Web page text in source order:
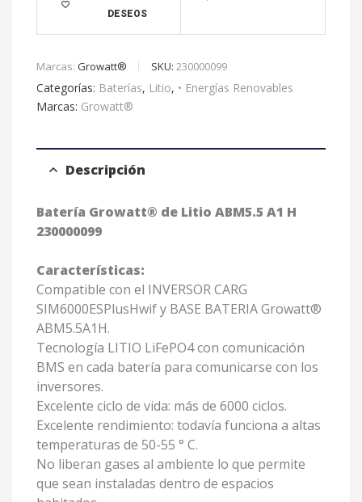
DESEOS
v
:
Marcas: Growatt® SKU: 230000099
Categorías: Baterías, Litio, • Energías Renovables
Marcas: Growatt®
Descripción
Batería Growatt® de Litio ABM5.5 A1 H
230000099
Características:
Compatible con el INVERSOR CARG
SIM6000ESPlusHwif y BASE BATERIA Growatt®
ABM5.5A1H.
Tecnología LITIO LiFePO4 con comunicación
BMS en cada batería para comunicarse con los
inversores.
Excelente ciclo de vida: más de 6000 ciclos.
Excelente rendimiento: todavía funciona a altas
temperaturas de 50-55 ° C.
No liberan gases al ambiente lo que permite
que sean instaladas dentro de espacios